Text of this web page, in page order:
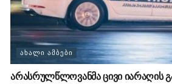
ᲐᲮᲐᲚᲘ ᲐᲛᲑᲔᲑᲘ
არასრულწლოვანმა ცივი იარაღის